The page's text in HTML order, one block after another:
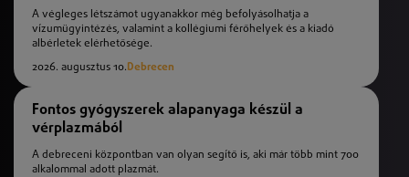
A végleges létszámot ugyanakkor még befolyásolhatja a
vízumügyintézés, valamint a kollégiumi férőhelyek és a kiadó
albérletek elérhetősége.
2026. augusztus 10.Debrecen
Fontos gyógyszerek alapanyaga készül a
vérplazmából
A debreceni központban van olyan segítő is, aki már több mint 700
alkalommal adott plazmát.